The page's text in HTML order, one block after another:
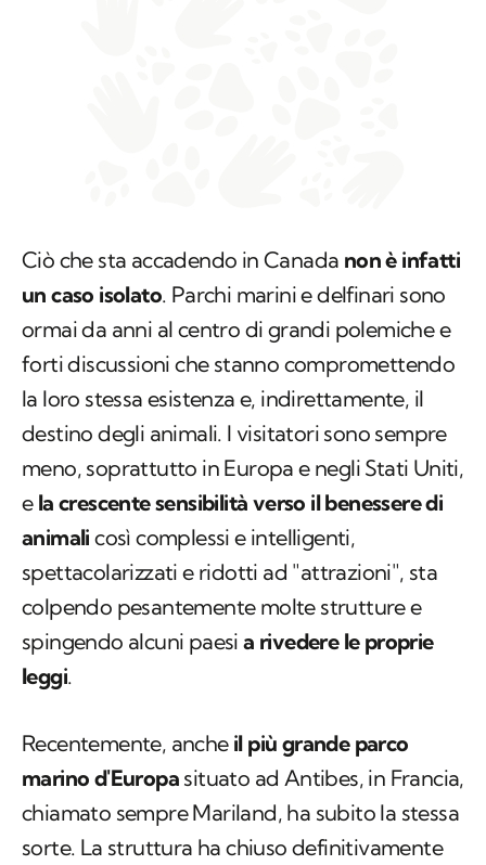
Ciò che sta accadendo in Canada non è infatti
un caso isolato. Parchi marini e delfinari sono
ormai da anni al centro di grandi polemiche e
forti discussioni che stanno compromettendo
la loro stessa esistenza e, indirettamente, il
destino degli animali. I visitatori sono sempre
meno, soprattutto in Europa e negli Stati Uniti,
e la crescente sensibilità verso il benessere di
animali così complessi e intelligenti,
spettacolarizzati e ridotti ad "attrazioni", sta
colpendo pesantemente molte strutture e
spingendo alcuni paesia rivedere le proprie
leggi.
Recentemente, anche il più grande parco
marino d'Europa situato ad Antibes, in Francia,
chiamato sempre Mariland, ha subito la stessa
sorte. La struttura ha chiuso definitivamente